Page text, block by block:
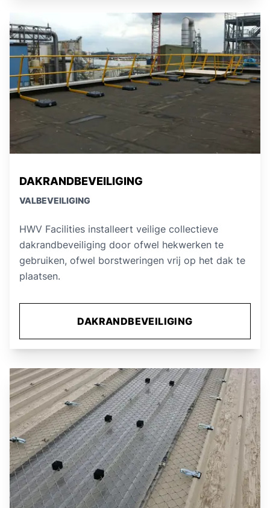
DAKRANDBEVEILIGING
VALBEVEILIGING
HWV Facilities installeert veilige collectieve
dakrandbeveiliging door ofwel hekwerken te
gebruiken, ofwel borstweringen vrij op het dak te
plaatsen.
DAKRANDBEVEILIGING